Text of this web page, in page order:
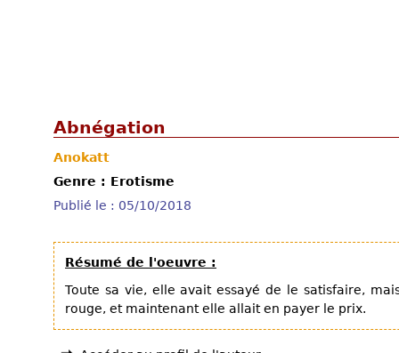
Abnégation
Anokatt
Genre : Erotisme
Publié le : 05/10/2018
Résumé de l'oeuvre :
Toute sa vie, elle avait essayé de le satisfaire,
rouge, et maintenant elle allait en payer le prix.